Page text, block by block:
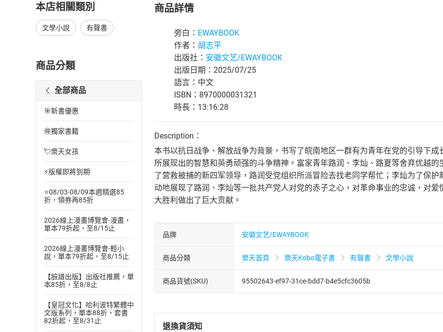
本店相關類別
文學小說 有聲書
商品分類
全部商品
🎯新書優惠
🉐獨家書籍
💘樂天女孩
⚡版權即將到期
⭐08/03-08/09本週精選85
折，領券再85折
2026線上漫畫博覽會-漫畫，
單本79折起，至8/15止
2026線上漫畫博覽會-輕小
說，單本79折起，至8/15止
【臉譜出版】出版社推薦，單
本85折，至8/8止
【皇冠文化】哈利波特繁體中
文版系列，單本88折，套書
82折起，至8/31止
商品詳情
旁白： EWAYBOOK
作者： 胡志平
出版社： 安徽文艺/EWAYBOOK
出版日期：2025/07/25
語言：中文
ISBN：8970000031321
時長：13:16:28
Description：
本书以抗日战争、解放战争为背景，书写了皖南地区一群有为青年在党的引导下
所展现出的智慧和英勇顽强的斗争精神。富家青年路润、李灿、路夏等舍弃优越
了营救被捕的新四军领导，路润受党组织所派冒险去找老同学帮忙；李灿为了保
动地展现了路润、李灿等一批共产党人对党的赤子之心，对革命事业的忠诚，对
大胜利做出了巨大贡献。
品牌 安徽文艺/EWAYBOOK
商品分類 樂天首頁 樂天Kobo電子書 有聲書 文學小說
商品貨號(SKU) 95502643-ef97-31ce-bdd7-b4e5cfc3605b
退換貨須知